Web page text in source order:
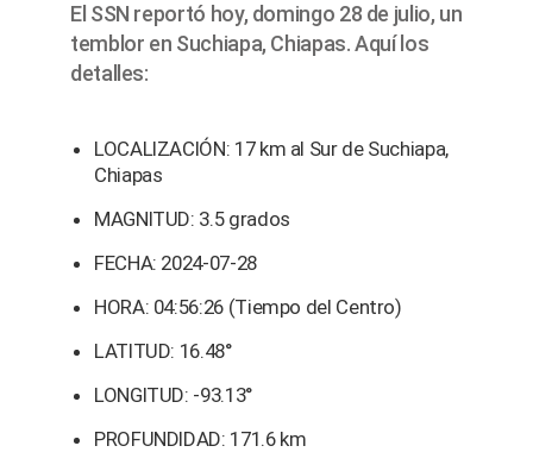
El SSN reportó hoy, domingo 28 de julio, un
temblor en Suchiapa, Chiapas. Aquí los
detalles:
LOCALIZACIÓN: 17 km al Sur de Suchiapa,
Chiapas
MAGNITUD: 3.5 grados
FECHA: 2024-07-28
HORA: 04:56:26 (Tiempo del Centro)
LATITUD: 16.48°
LONGITUD: -93.13°
PROFUNDIDAD: 171.6 km